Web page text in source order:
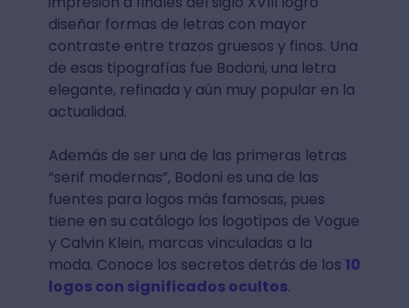
diseñar formas de letras con mayor
contraste entre trazos gruesos y finos. Una
de esas tipografías fue Bodoni, una letra
elegante, refinada y aún muy popular en la
actualidad.
Además de ser una de las primeras letras
“serif modernas”, Bodoni es una de las
fuentes para logos más famosas, pues
tiene en su catálogo los logotipos de Vogue
y Calvin Klein, marcas vinculadas a la
moda. Conoce los secretos detrás de los 10
logos con significados ocultos.